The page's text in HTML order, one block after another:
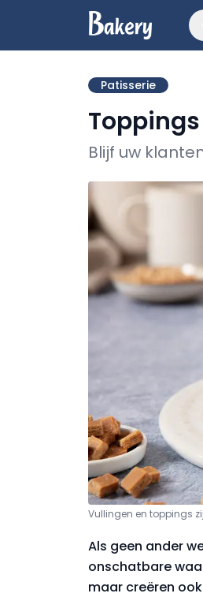
Patisserie
Blijf uw
Vullingen en toppings
Als geen ander
onschatbare
maar creëren